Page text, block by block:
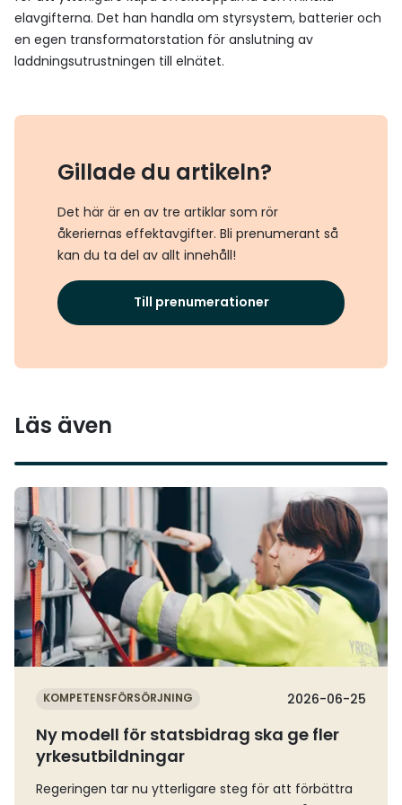
elavgifterna. Det han handla om styrsystem, batterier och
en egen transformatorstation för anslutning av
laddningsutrustningen till elnätet.
Gillade du artikeln?
Det här är en av tre artiklar som rör
åkeriernas effektavgifter. Bli prenumerant så
kan du ta del av allt innehåll!
Till prenumerationer
Läs även
KOMPETENSFÖRSÖRJNING 2026-06-25
Ny modell för statsbidrag ska ge fler
yrkesutbildningar
Regeringen tar nu ytterligare steg för att förbättra
Läs mer